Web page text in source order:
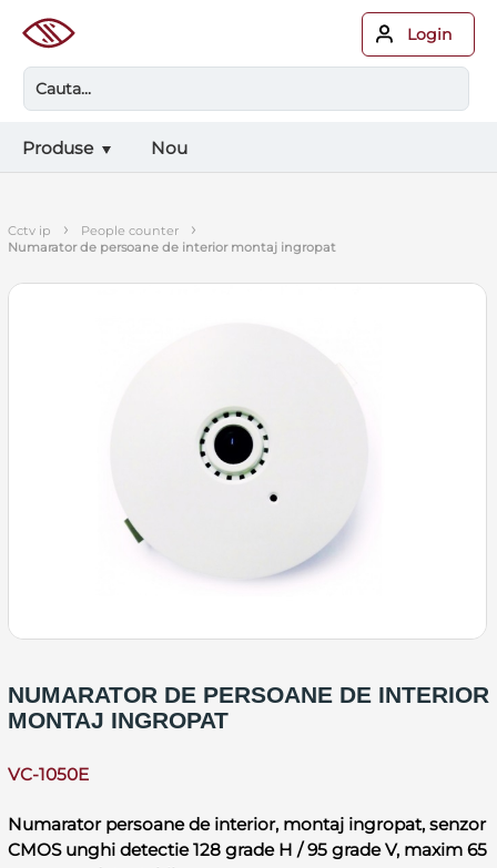
Login
Produse Nou
cctv ip › people counter ›
numarator de persoane de interior montaj ingropat
NUMARATOR DE PERSOANE DE INTERIOR
MONTAJ INGROPAT
VC-1050E
Numarator persoane de interior, montaj ingropat, senzor
CMOS unghi detectie 128 grade H / 95 grade V, maxim 65